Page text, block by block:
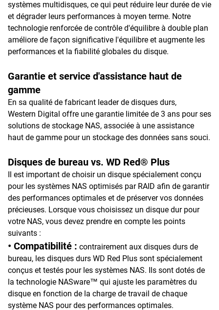
systèmes multidisques, ce qui peut réduire leur durée de vie
et dégrader leurs performances à moyen terme. Notre
technologie renforcée de contrôle d'équilibre à double plan
améliore de façon significative l'équilibre et augmente les
performances et la fiabilité globales du disque.
Garantie et service d'assistance haut de
gamme
En sa qualité de fabricant leader de disques durs,
Western Digital offre une garantie limitée de 3 ans pour ses
solutions de stockage NAS, associée à une assistance
haut de gamme pour un stockage des données sans souci.
Disques de bureau vs. WD Red® Plus
Il est important de choisir un disque spécialement conçu
pour les systèmes NAS optimisés par RAID afin de garantir
des performances optimales et de préserver vos données
précieuses. Lorsque vous choisissez un disque dur pour
votre NAS, vous devez prendre en compte les points
suivants :
• Compatibilité : contrairement aux disques durs de
bureau, les disques durs WD Red Plus sont spécialement
conçus et testés pour les systèmes NAS. Ils sont dotés de
la technologie NASware™ qui ajuste les paramètres du
disque en fonction de la charge de travail de chaque
système NAS pour des performances optimales.